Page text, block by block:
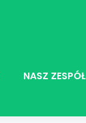
NASZ ZESPÓŁ